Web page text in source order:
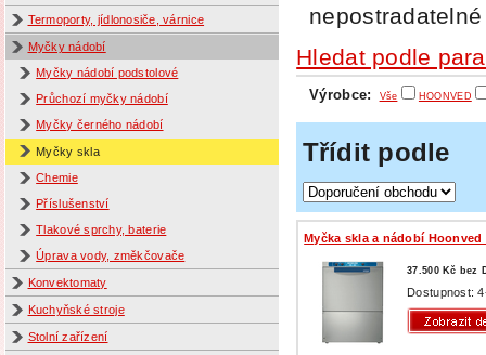
Termoporty, jídlonosiče, várnice
Myčky nádobí
Myčky nádobí podstolové
Průchozí myčky nádobí
Myčky černého nádobí
Myčky skla
Chemie
Příslušenství
Tlakové sprchy, baterie
Úprava vody, změkčovače
Konvektomaty
Kuchyňské stroje
Stolní zařízení
Hledat podle
Výrobce: Vše HOONVED
Třídit podle
Myčka skla a nádobí Hoonved
37.500 Kč bez
Dostupnost: